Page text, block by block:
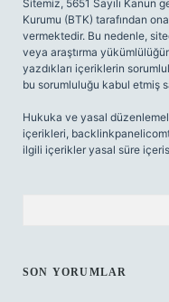
Sitemiz, 5651 Sayılı Kanun
Kurumu (BTK) tarafından
vermektedir. Bu nedenle,
veya araştırma
yazdıkları içeriklerin
bu sorumluluğu kabul etmiş
Hukuka ve yasal
içerikleri,
ilgili içerikler yasal süre
SON YORUMLAR